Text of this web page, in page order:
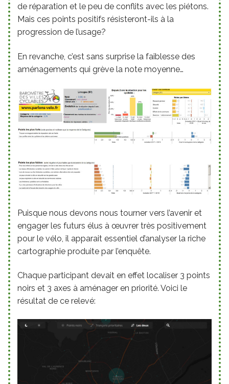
de réparation et le peu de conflits avec les piétons.
Mais ces points positifs résisteront-ils à la
progression de l’usage?
En revanche, c’est sans surprise la faiblesse des
aménagements qui grève la note moyenne…
Puisque nous devons nous tourner vers l’avenir et
engager les futurs élus à œuvrer très positivement
pour le vélo, il apparait essentiel d’analyser la riche
cartographie produite par l’enquête.
Chaque participant devait en effet localiser 3 points
noirs et 3 axes à aménager en priorité. Voici le
résultat de ce relevé: